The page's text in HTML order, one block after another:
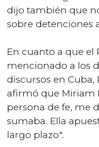
dijo también que
sobre detenciones
En cuanto a que el
mencionado a los
discursos en
afirmó que Miriam
persona de fe, me
sumaba. Ella
largo plazo".